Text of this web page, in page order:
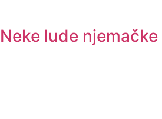
Neke lude